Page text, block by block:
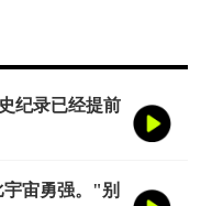
纪录已经提前
将首次站上
宙勇强。"别